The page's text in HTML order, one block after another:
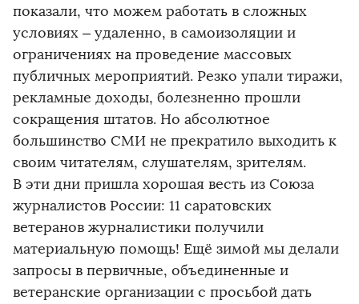
показали, что можем работать в сложных
условиях – удаленно, в самоизоляции и
ограничениях на проведение массовых
публичных мероприятий. Резко упали тиражи,
рекламные доходы, болезненно прошли
сокращения штатов. Но абсолютное
большинство СМИ не прекратило выходить к
своим читателям, слушателям, зрителям.
В эти дни пришла хорошая весть из Союза
журналистов России: 11 саратовских
ветеранов журналистики получили
материальную помощь! Ещё зимой мы делали
запросы в первичные, объединенные и
ветеранские организации с просьбой дать